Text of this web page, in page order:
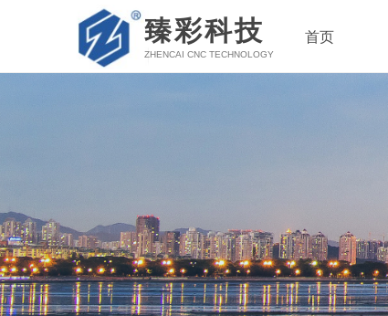
首页
臻彩科技
ZHENCAI CNC TECHNOLOGY